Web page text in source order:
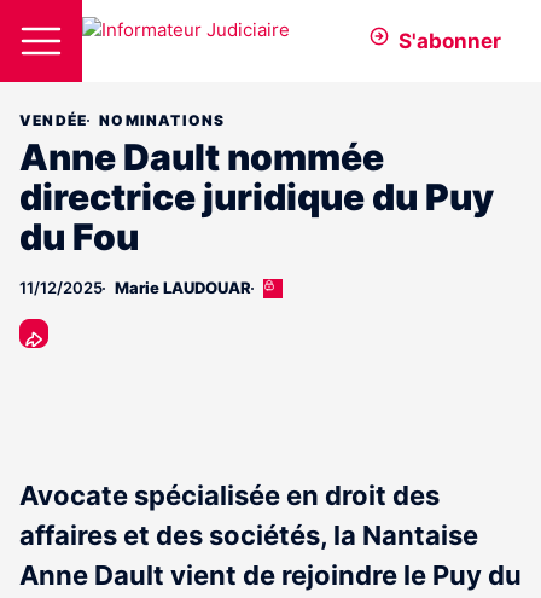
S'abonner
VENDÉE NOMINATIONS
Anne Dault nommée
directrice juridique du Puy
du Fou
11/12/2025 Marie LAUDOUAR
Cet
Avocate spécialisée en droit des
affaires et des sociétés, la Nantaise
Anne Dault vient de rejoindre le Puy du